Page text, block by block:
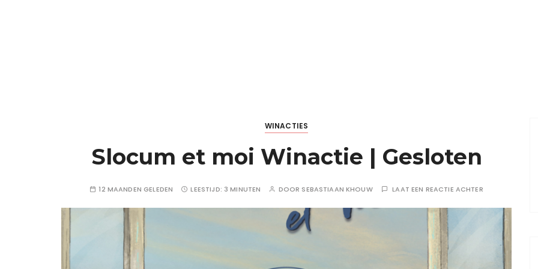
WINACTIES
Slocum et moi Winactie | Gesloten
12 MAANDEN GELEDEN LEESTIJD: 3 MINUTEN DOOR SEBASTIAAN KHOUW LAAT EEN REACTIE ACHTER